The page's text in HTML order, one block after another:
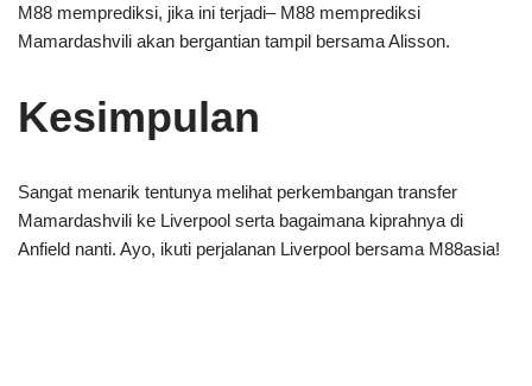
M88 memprediksi, jika ini terjadi– M88 memprediksi
Mamardashvili akan bergantian tampil bersama Alisson.
Kesimpulan
Sangat menarik tentunya melihat perkembangan transfer
Mamardashvili ke Liverpool serta bagaimana kiprahnya di
Anfield nanti. Ayo, ikuti perjalanan Liverpool bersama M88asia!